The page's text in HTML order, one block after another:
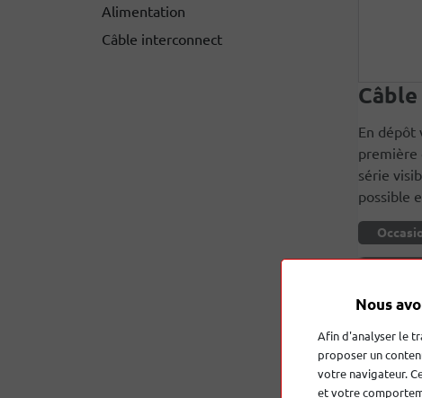
Alimentation
Câble interconnect
En dépôt
première
série
possible
Nous
Afin d'analyser le
proposer un
votre navigateur.
et votre